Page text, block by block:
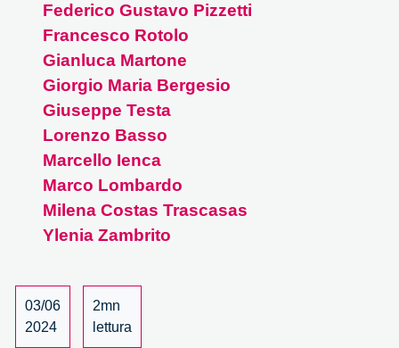
Federico Gustavo Pizzetti
Francesco Rotolo
Gianluca Martone
Giorgio Maria Bergesio
Giuseppe Testa
Lorenzo Basso
Marcello Ienca
Marco Lombardo
Milena Costas Trascasas
Ylenia Zambrito
03/06
2024
2mn
lettura